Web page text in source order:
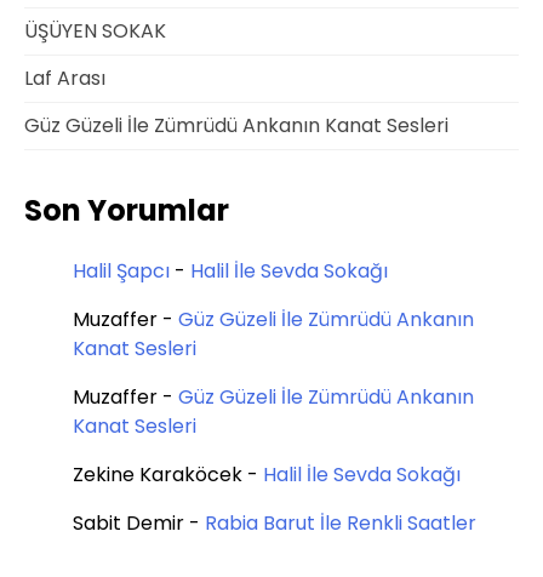
ÜŞÜYEN SOKAK
Laf Arası
Güz Güzeli İle Zümrüdü Ankanın Kanat Sesleri
Son Yorumlar
Halil Şapcı - Halil İle Sevda Sokağı
Muzaffer - Güz Güzeli İle Zümrüdü Ankanın
Kanat Sesleri
Muzaffer - Güz Güzeli İle Zümrüdü Ankanın
Kanat Sesleri
Zekine Karaköcek - Halil İle Sevda Sokağı
Sabit Demir - Rabia Barut İle Renkli Saatler